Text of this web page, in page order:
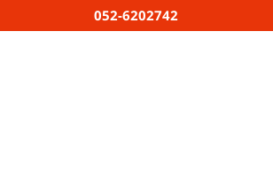
052-6202742